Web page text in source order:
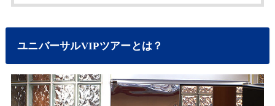
ユニバーサルVIPツアーとは？